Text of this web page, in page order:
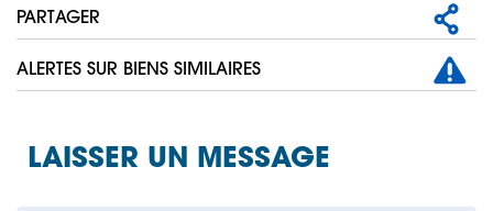
PARTAGER
ALERTES SUR BIENS SIMILAIRES
LAISSER UN MESSAGE